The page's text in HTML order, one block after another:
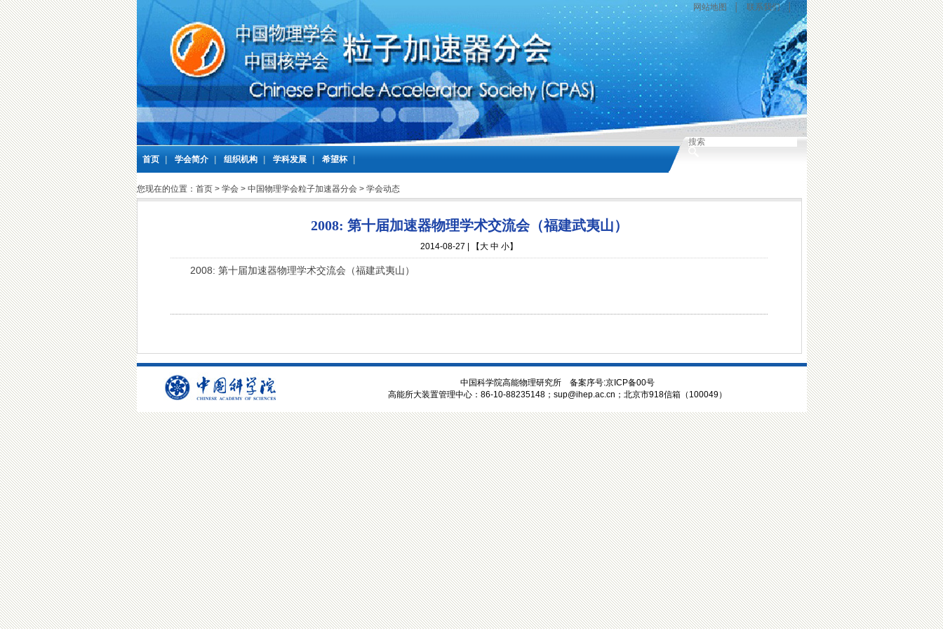
网站地图 联系我们 │
首页 学会简介 组织机构 学科发展 希望杯
您现在的位置： 首页> 学会> 中国物理学会粒子加速器分会> 学会动态
2008: 第十届加速器物理学术交流会（福建武夷山）
2014-08-27 | 【大 中 小】
2008: 第十届加速器物理学术交流会（福建武夷山）
中国科学院高能物理研究所 备案序号:京ICP备00号
高能所大装置管理中心：86-10-88235148；sup@ihep.ac.cn；北京市918信箱（100049）